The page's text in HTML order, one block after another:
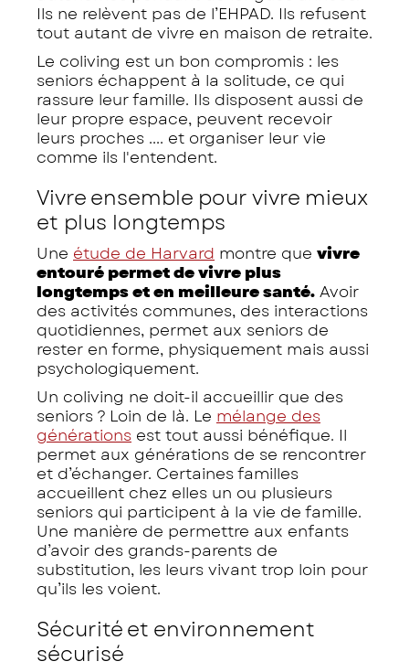
Ils ne relèvent pas de l’EHPAD. Ils refusent
tout autant de vivre en maison de retraite.
Le coliving est un bon compromis : les
seniors échappent à la solitude, ce qui
rassure leur famille. Ils disposent aussi de
leur propre espace, peuvent recevoir
leurs proches .... et organiser leur vie
comme ils l'entendent.
Vivre ensemble pour vivre mieux
et plus longtemps
Une étude de Harvard montre que vivre
entouré permet de vivre plus
longtemps et en meilleure santé. Avoir
des activités communes, des interactions
quotidiennes, permet aux seniors de
rester en forme, physiquement mais aussi
psychologiquement.
Un coliving ne doit-il accueillir que des
seniors ? Loin de là. Le mélange des
générations est tout aussi bénéfique. Il
permet aux générations de se rencontrer
et d’échanger. Certaines familles
accueillent chez elles un ou plusieurs
seniors qui participent à la vie de famille.
Une manière de permettre aux enfants
d’avoir des grands-parents de
substitution, les leurs vivant trop loin pour
qu’ils les voient.
Sécurité et environnement
sécurisé